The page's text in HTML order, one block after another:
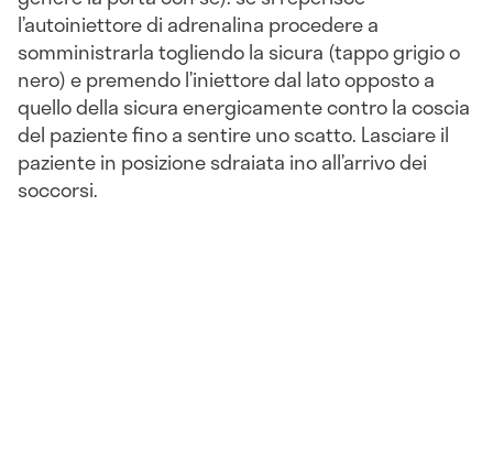
l’autoiniettore di adrenalina procedere a
somministrarla togliendo la sicura (tappo grigio o
nero) e premendo l’iniettore dal lato opposto a
quello della sicura energicamente contro la coscia
del paziente fino a sentire uno scatto. Lasciare il
paziente in posizione sdraiata ino all’arrivo dei
soccorsi.